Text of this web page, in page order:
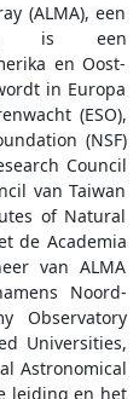
(ALMA), een
is een
en Oost-
in Europa
(ESO),
(NSF)
Council
van Taiwan
of Natural
de Academia
van ALMA
Noord-
Observatory
Universities,
Astronomical
leiding en het